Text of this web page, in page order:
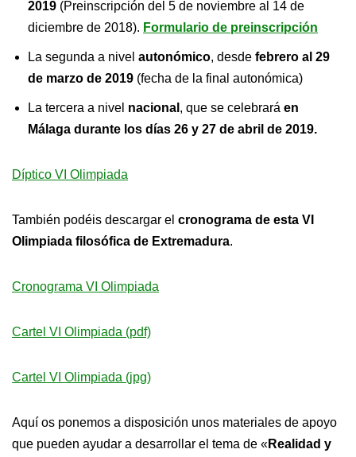
2019 (Preinscripción del 5 de noviembre al 14 de
diciembre de 2018). Formulario de preinscripción
La segunda a nivel autonómico, desde febrero al 29
de marzo de 2019 (fecha de la final autonómica)
La tercera a nivel nacional , que se celebrará en
Málaga durante los días 26 y 27 de abril de 2019.
Díptico VI Olimpiada
También podéis descargar el cronograma de esta VI
Olimpiada filosófica de Extremadura.
Cronograma VI Olimpiada
Cartel VI Olimpiada (pdf)
Cartel VI Olimpiada (jpg)
Aquí os ponemos a disposición unos materiales de apoyo
que pueden ayudar a desarrollar el tema de «Realidad y